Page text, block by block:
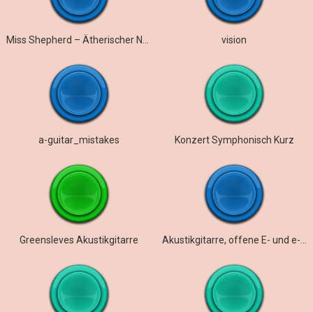
vision
a-guitar_mistakes Konzert Symphonisch Kurz
Greensleves Akustikgitarre